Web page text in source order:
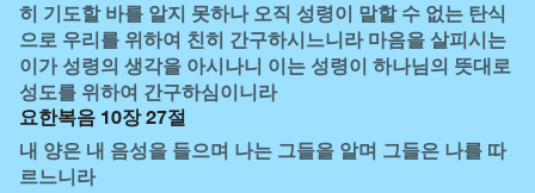
히 기도할 바를 알지 못하나 오직 성령이 말할 수 없는 탄식
으로 우리를 위하여 친히 간구하시느니라 마음을 살피시는
이가 성령의 생각을 아시나니 이는 성령이 하나님의 뜻대로
성도를 위하여 간구하심이니라
요한복음 10장 27절
내 양은 내 음성을 들으며 나는 그들을 알며 그들은 나를 따
르느니라